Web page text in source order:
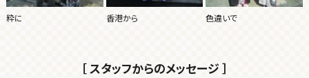
粋に 香港から 色違いで
［ スタッフからのメッセージ ］